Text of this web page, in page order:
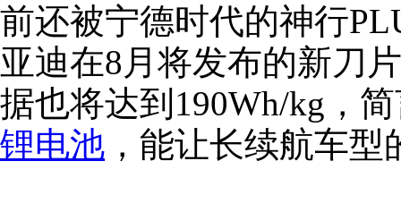
前还被宁德时代的神行
亚迪在8月将发布的新刀
据也将达到190Wh/kg，
锂电池 ，能让长续航车